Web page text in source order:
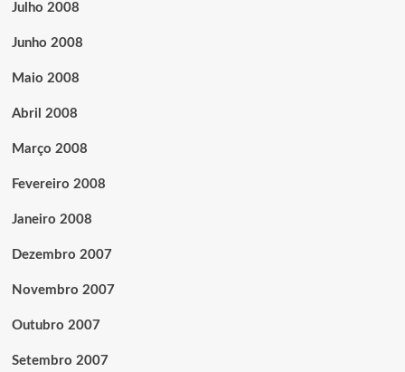
Julho 2008
Junho 2008
Maio 2008
Abril 2008
Março 2008
Fevereiro 2008
Janeiro 2008
Dezembro 2007
Novembro 2007
Outubro 2007
Setembro 2007